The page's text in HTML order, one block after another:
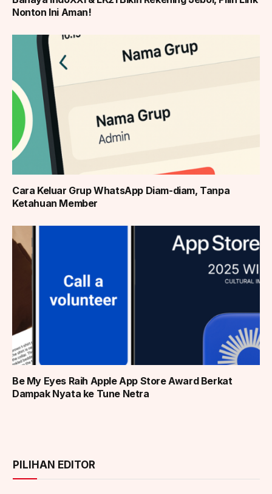
Nonton Ini Aman!
Cara Keluar Grup WhatsApp Diam-diam, Tanpa
Ketahuan Member
Be My Eyes Raih Apple App Store Award Berkat
Dampak Nyata ke Tune Netra
PILIHAN EDITOR